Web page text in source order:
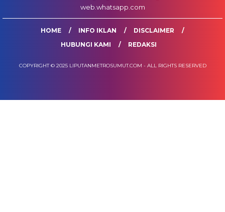
web.whatsapp.com
HOME INFO IKLAN
DISCLAIMER
HUBUNGI KAMI
REDAKSI
COPYRIGHT © 2025 LIPUTANMETROSUMUT.COM - ALL RIGHTS RESERVED